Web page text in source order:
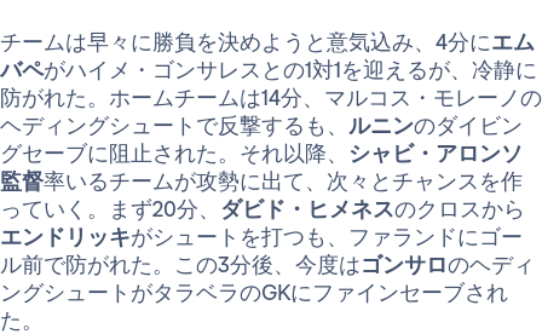
チームは早々に勝負を決めようと意気込み、4分にエム
バペがハイメ・ゴンサレスとの1対1を迎えるが、冷静に
防がれた。ホームチームは14分、マルコス・モレーノの
ヘディングシュートで反撃するも、 ルニンのダイビン
グセーブに阻止された。それ以降、 シャビ・アロンソ
監督率いるチームが攻勢に出て、次々とチャンスを作
っていく。まず20分、 ダビド・ヒメネスのクロスから
エンドリッキがシュートを打つも、ファランドにゴー
ル前で防がれた。この3分後、今度はゴンサロのヘディ
ングシュートがタラベラのGKにファインセーブされ
た。